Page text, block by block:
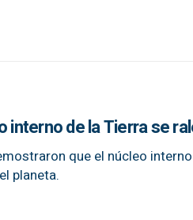
interno de la Tierra se
que el núcleo
planeta.